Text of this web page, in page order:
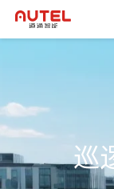
巡